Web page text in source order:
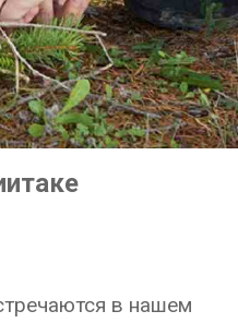
в нашем